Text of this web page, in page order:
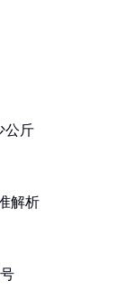
公斤
解析